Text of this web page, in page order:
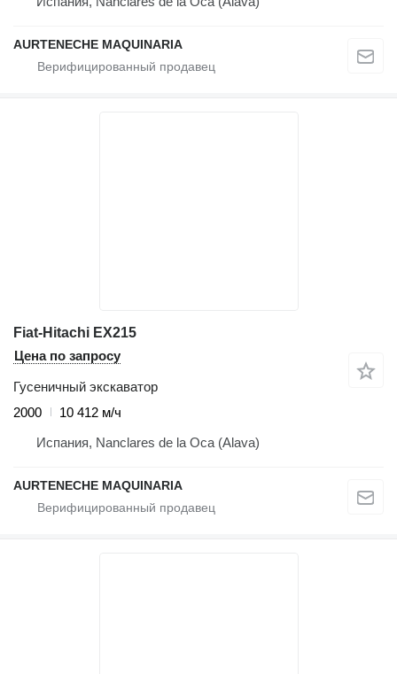
AURTENECHE MAQUINARIA
Fiat-Hitachi EX215
Цена по запросу
Гусеничный экскаватор
2000
10 412 м/ч
Испания, Nanclares de la Oca (Alava)
AURTENECHE MAQUINARIA